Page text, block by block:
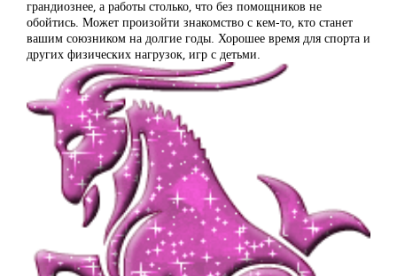
грандиознее, а работы столько, что без помощников не
обойтись. Может произойти знакомство с кем-то, кто станет
вашим союзником на долгие годы. Хорошее время для спорта и
других физических нагрузок, игр с детьми.